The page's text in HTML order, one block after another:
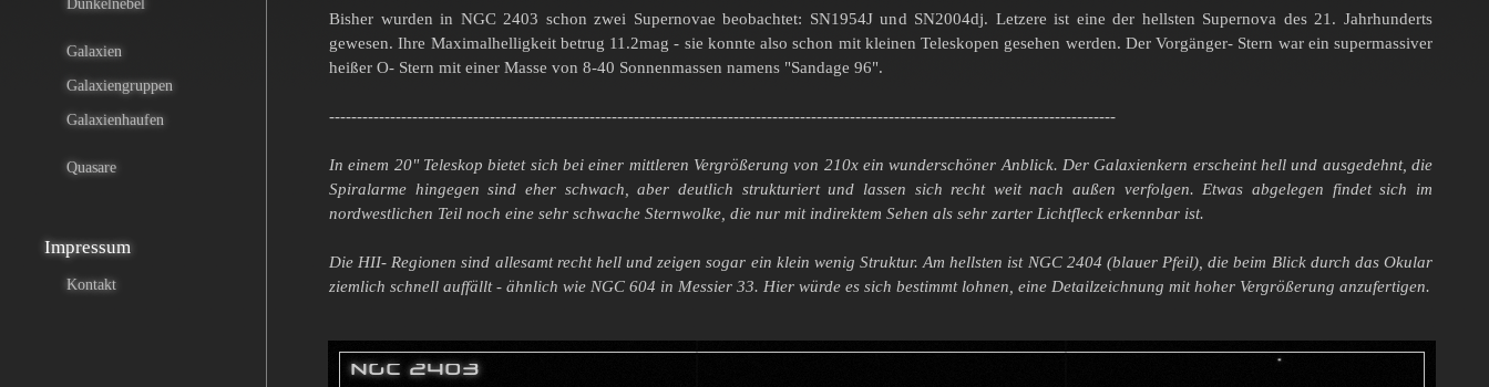
Galaxien
Galaxiengruppen
Galaxienhaufen
Quasare
Impressum
Kontakt
Bisher wurden in NGC 2403 schon zwei Supernovae beobachtet: SN1954J und SN2004dj. Letzere ist eine der hellsten Supernova des 21. Jahrhunderts
gewesen. Ihre Maximalhelligkeit betrug 11.2mag - sie konnte also schon mit kleinen Teleskopen gesehen werden. Der Vorgänger- Stern war ein supermassiver
heißer O- Stern mit einer Masse von 8-40 Sonnenmassen namens "Sandage 96".
----------------------------------------------------------------------------------------------------------------------------------------------
In einem 20" Teleskop bietet sich bei einer mittleren Vergrößerung von 210x ein wunderschöner Anblick. Der Galaxienkern erscheint hell und ausgedehnt, die
Spiralarme hingegen sind eher schwach, aber deutlich strukturiert und lassen sich recht weit nach außen verfolgen. Etwas abgelegen findet sich im
nordwestlichen Teil noch eine sehr schwache Sternwolke, die nur mit indirektem Sehen als sehr zarter Lichtfleck erkennbar ist.
Die HII- Regionen sind allesamt recht hell und zeigen sogar ein klein wenig Struktur. Am hellsten ist NGC 2404 (blauer Pfeil), die beim Blick durch das Okular
ziemlich schnell auffällt - ähnlich wie NGC 604 in Messier 33. Hier würde es sich bestimmt lohnen, eine Detailzeichnung mit hoher Vergrößerung anzufertigen.